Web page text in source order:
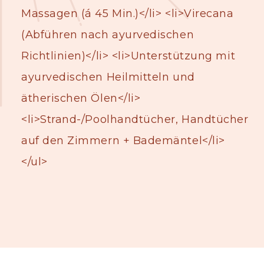
Massagen (á 45 Min.)</li> <li>Virecana
(Abführen nach ayurvedischen
Richtlinien)</li> <li>Unterstützung mit
ayurvedischen Heilmitteln und
ätherischen Ölen</li>
<li>Strand-/Poolhandtücher, Handtücher
auf den Zimmern + Bademäntel</li>
</ul>